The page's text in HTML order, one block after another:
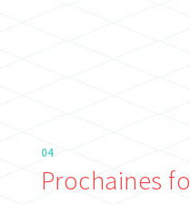
04
Prochaines